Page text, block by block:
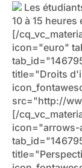
Les
10 à 15
[/
icon="euro"
title="Droits
src="http://
[/
icon="arrows-